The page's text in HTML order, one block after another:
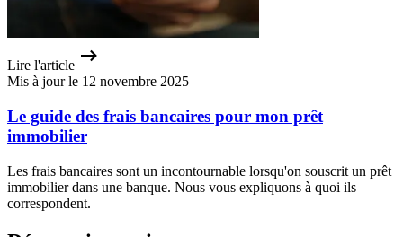
Lire l'article
Mis à jour le 12 novembre 2025
Le guide des frais bancaires pour mon prêt
immobilier
Les frais bancaires sont un incontournable lorsqu'on souscrit un prêt
immobilier dans une banque. Nous vous expliquons à quoi ils
correspondent.